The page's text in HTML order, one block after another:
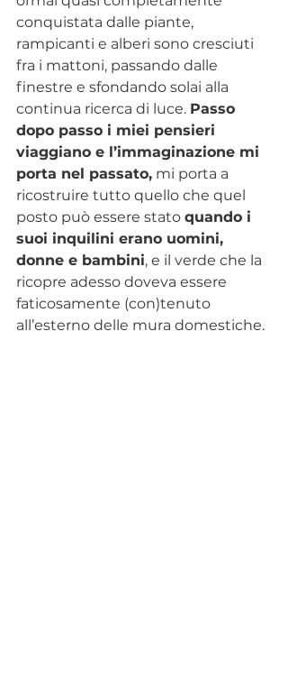
conquistata dalle piante,
rampicanti e alberi sono cresciuti
fra i mattoni, passando dalle
finestre e sfondando solai alla
continua ricerca di luce. Passo
dopo passo i miei pensieri
viaggiano e l’immaginazione mi
porta nel passato, mi porta a
ricostruire tutto quello che quel
posto può essere stato quando i
suoi inquilini erano uomini,
donne e bambini, e il verde che la
ricopre adesso doveva essere
faticosamente (con)tenuto
all’esterno delle mura domestiche.